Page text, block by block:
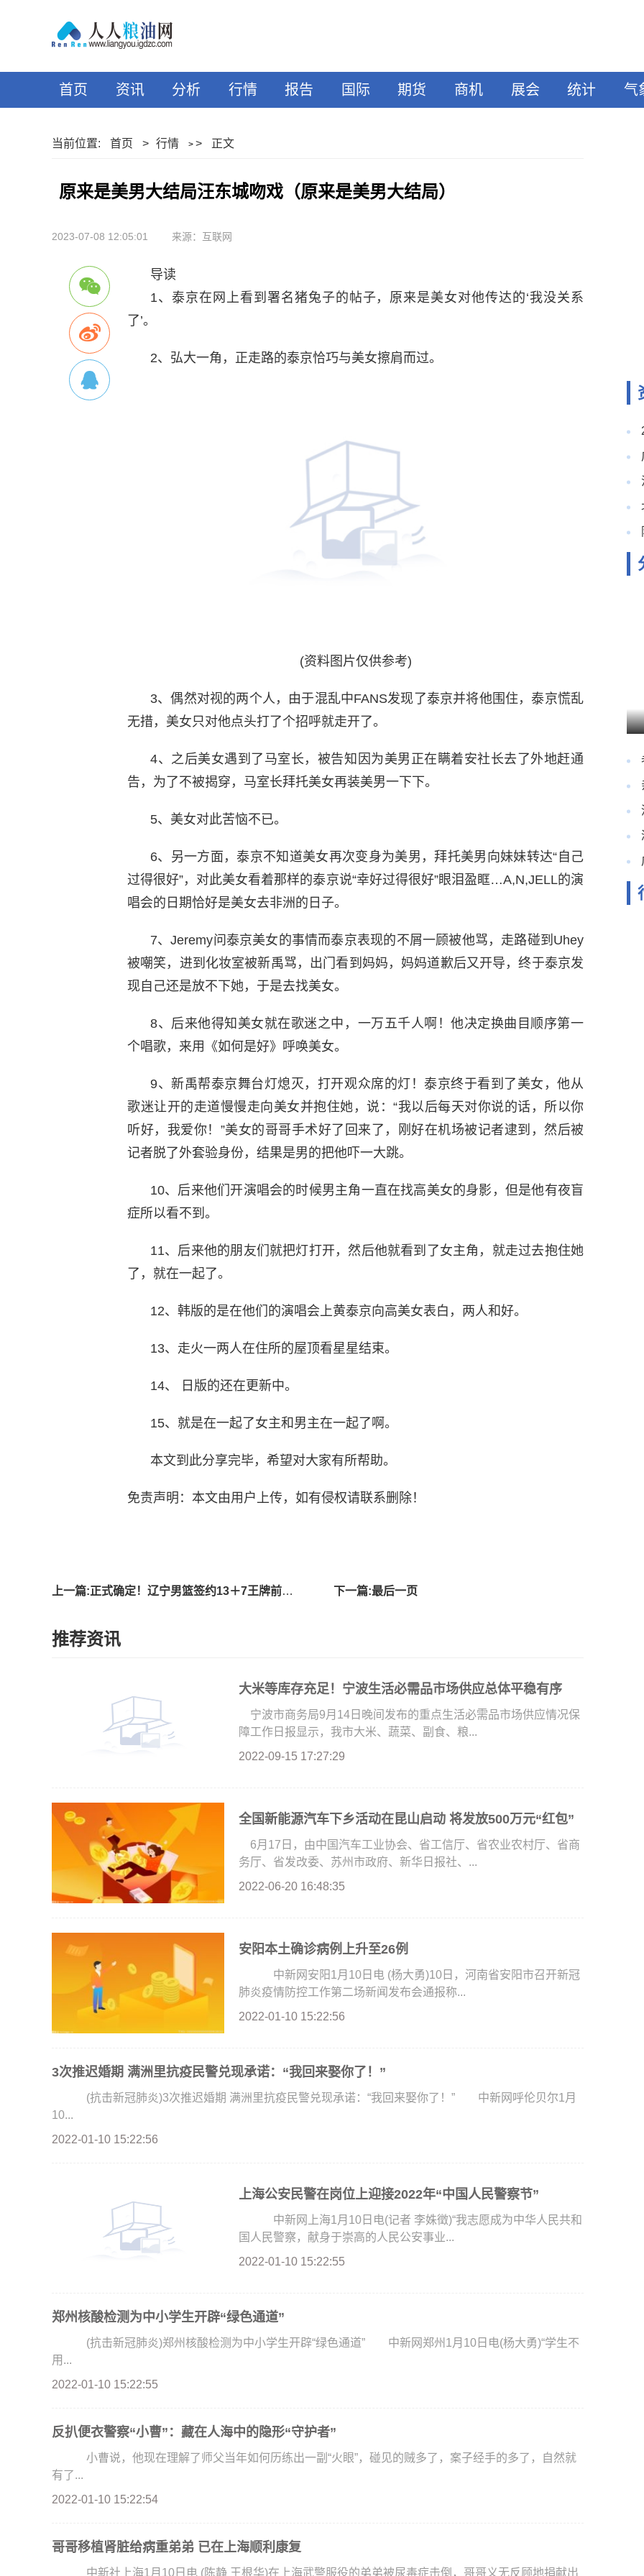
首页 资讯 分析 行情 报告 国际 期货 商机 展会 统计 气
当前位置: 首页 > 行情 > > 正文
原来是美男大结局汪东城吻戏（原来是美男大结局）
2023-07-08 12:05:01 来源：互联网
导读
1、泰京在网上看到署名猪兔子的帖子，原来是美女对他传达的‘我没关系
了’。
2、弘大一角，正走路的泰京恰巧与美女擦肩而过。
(资料图片仅供参考)
3、偶然对视的两个人，由于混乱中FANS发现了泰京并将他围住，泰京慌乱
无措，美女只对他点头打了个招呼就走开了。
4、之后美女遇到了马室长，被告知因为美男正在瞒着安社长去了外地赶通
告，为了不被揭穿，马室长拜托美女再装美男一下下。
5、美女对此苦恼不已。
6、另一方面，泰京不知道美女再次变身为美男，拜托美男向妹妹转达“自己
过得很好”，对此美女看着那样的泰京说“幸好过得很好”眼泪盈眶…A,N,JELL的演
唱会的日期恰好是美女去非洲的日子。
7、Jeremy问泰京美女的事情而泰京表现的不屑一顾被他骂，走路碰到Uhey
被嘲笑，进到化妆室被新禹骂，出门看到妈妈，妈妈道歉后又开导，终于泰京发
现自己还是放不下她，于是去找美女。
8、后来他得知美女就在歌迷之中，一万五千人啊！他决定换曲目顺序第一
个唱歌，来用《如何是好》呼唤美女。
9、新禹帮泰京舞台灯熄灭，打开观众席的灯！泰京终于看到了美女，他从
歌迷让开的走道慢慢走向美女并抱住她，说：“我以后每天对你说的话，所以你
听好，我爱你！”美女的哥哥手术好了回来了，刚好在机场被记者逮到，然后被
记者脱了外套验身份，结果是男的把他吓一大跳。
10、后来他们开演唱会的时候男主角一直在找高美女的身影，但是他有夜盲
症所以看不到。
11、后来他的朋友们就把灯打开，然后他就看到了女主角，就走过去抱住她
了，就在一起了。
12、韩版的是在他们的演唱会上黄泰京向高美女表白，两人和好。
13、走火一两人在住所的屋顶看星星结束。
14、 日版的还在更新中。
15、就是在一起了女主和男主在一起了啊。
本文到此分享完毕，希望对大家有所帮助。
免责声明：本文由用户上传，如有侵权请联系删除！
上一篇:正式确定！辽宁男篮签约13＋7王牌前锋，杨鸣手下又添一名猛将！ 下一篇:最后一页
推荐资讯
大米等库存充足！宁波生活必需品市场供应总体平稳有序
宁波市商务局9月14日晚间发布的重点生活必需品市场供应情况保
障工作日报显示，我市大米、蔬菜、副食、粮...
2022-09-15 17:27:29
全国新能源汽车下乡活动在昆山启动 将发放500万元“红包”
6月17日，由中国汽车工业协会、省工信厅、省农业农村厅、省商
务厅、省发改委、苏州市政府、新华日报社、...
2022-06-20 16:48:35
安阳本土确诊病例上升至26例
中新网安阳1月10日电 (杨大勇)10日，河南省安阳市召开新冠
肺炎疫情防控工作第二场新闻发布会通报称...
2022-01-10 15:22:56
3次推迟婚期 满洲里抗疫民警兑现承诺：“我回来娶你了！”
(抗击新冠肺炎)3次推迟婚期 满洲里抗疫民警兑现承诺：“我回来娶你了！” 中新网呼伦贝尔1月
10...
2022-01-10 15:22:56
上海公安民警在岗位上迎接2022年“中国人民警察节”
中新网上海1月10日电(记者 李姝徵)“我志愿成为中华人民共和
国人民警察，献身于崇高的人民公安事业...
2022-01-10 15:22:55
郑州核酸检测为中小学生开辟“绿色通道”
(抗击新冠肺炎)郑州核酸检测为中小学生开辟“绿色通道” 中新网郑州1月10日电(杨大勇)“学生不
用...
2022-01-10 15:22:55
反扒便衣警察“小曹”：藏在人海中的隐形“守护者”
小曹说，他现在理解了师父当年如何历练出一副“火眼”，碰见的贼多了，案子经手的多了，自然就
有了...
2022-01-10 15:22:54
哥哥移植肾脏给病重弟弟 已在上海顺利康复
中新社上海1月10日电 (陈静 王根华)在上海武警服役的弟弟被尿毒症击倒，哥哥义无反顾地捐献出